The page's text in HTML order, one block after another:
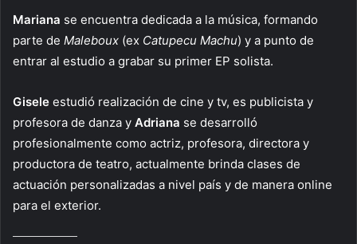
Mariana se encuentra dedicada a la música, formando
parte de Maleboux (ex Catupecu Machu) y a punto de
entrar al estudio a grabar su primer EP solista.
Gisele estudió realización de cine y tv, es publicista y
profesora de danza y Adriana se desarrolló
profesionalmente como actriz, profesora, directora y
productora de teatro, actualmente brinda clases de
actuación personalizadas a nivel país y de manera online
para el exterior.